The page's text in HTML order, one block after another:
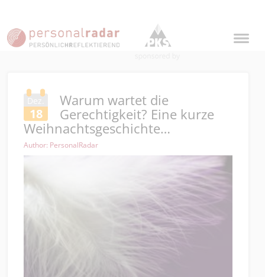
Dez.
18
Warum wartet die
Gerechtigkeit? Eine kurze
Weihnachtsgeschichte…
Author: PersonalRadar